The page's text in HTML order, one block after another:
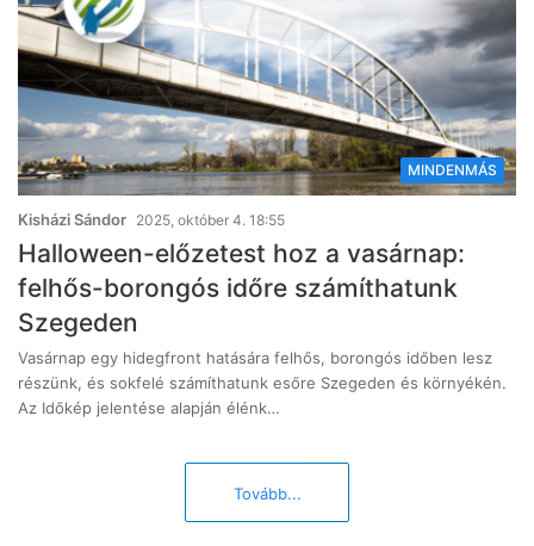
MINDENMÁS
Kisházi Sándor 2025, október 4. 18:55
Halloween-előzetest hoz a vasárnap:
felhős-borongós időre számíthatunk
Szegeden
Vasárnap egy hidegfront hatására felhős, borongós időben lesz
részünk, és sokfelé számíthatunk esőre Szegeden és környékén.
Az Időkép jelentése alapján élénk…
Tovább...